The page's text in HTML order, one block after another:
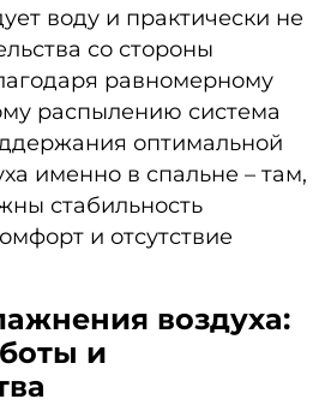
воду и практически не
со стороны
равномерному
распылению система
оптимальной
именно в спальне – там,
стабильность
и отсутствие
воздуха:
и